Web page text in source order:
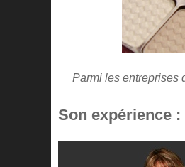
Parmi les entreprises
Son expérience :